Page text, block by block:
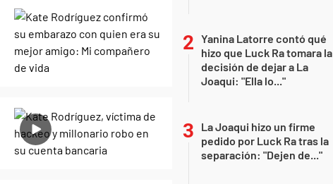
Yanina Latorre contó qué
hizo que Luck Ra tomara la
decisión de dejar a La
Joaqui: "Ella lo..."
La Joaqui hizo un firme
pedido por Luck Ra tras la
separación: "Dejen de..."